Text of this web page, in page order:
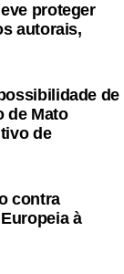
proteger
autorais,
de
de Mato
de
contra
à